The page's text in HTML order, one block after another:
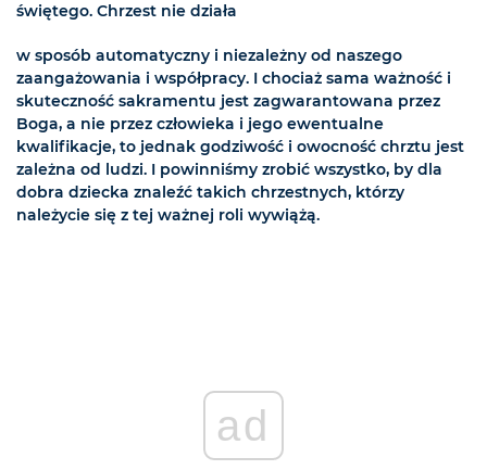
świętego. Chrzest nie działa
w sposób automatyczny i niezależny od naszego
zaangażowania i współpracy. I chociaż sama ważność i
skuteczność sakramentu jest zagwarantowana przez
Boga, a nie przez człowieka i jego ewentualne
kwalifikacje, to jednak godziwość i owocność chrztu jest
zależna od ludzi. I powinniśmy zrobić wszystko, by dla
dobra dziecka znaleźć takich chrzestnych, którzy
należycie się z tej ważnej roli wywiążą.
ad